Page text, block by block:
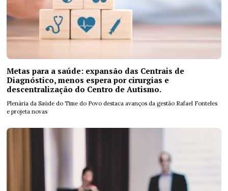
Metas para a saúde: expansão das Centrais de
Diagnóstico, menos espera por cirurgias e
descentralização do Centro de Autismo.
Plenária da Saúde do Time do Povo destaca avanços da gestão Rafael Fonteles
e projeta novas